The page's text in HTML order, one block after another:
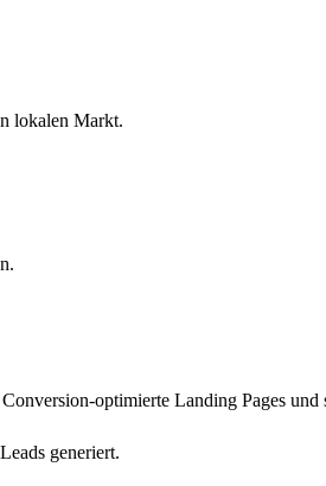
lokalen Markt.
optimierte Landing Pages und
generiert.